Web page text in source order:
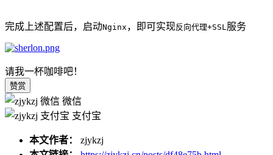
完成上述配置后，启动Nginx ，即可实现反向代理+SSL服务
请我一杯咖啡吧！
赞赏
微信
支付宝
本文作者： zjykzj